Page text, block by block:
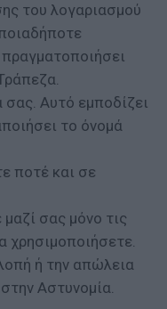
του λογαριασμού
Αυτό εμποδίζει
το όνομά
ποτέ και σε
σας μόνο τις
χρησιμοποιήσετε.
ή την απώλεια
Αστυνομία.